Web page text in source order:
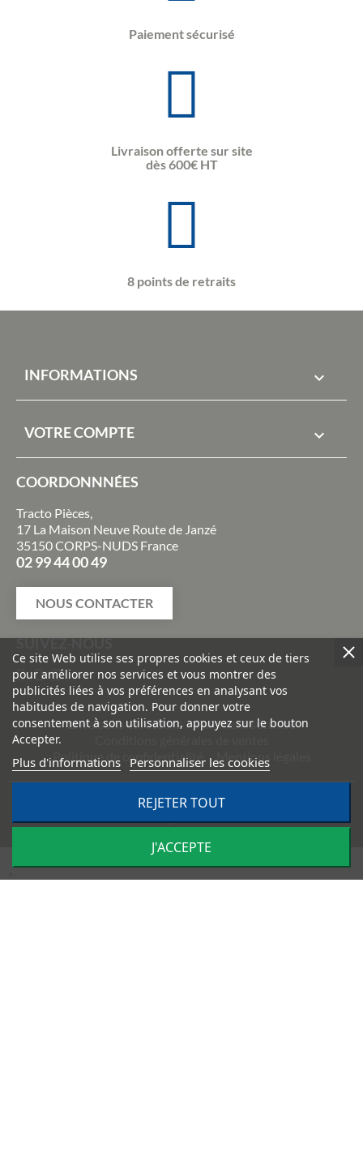
Paiement sécurisé
Livraison offerte sur site
dès 600€ HT
8 points de retraits
INFORMATIONS 
VOTRE COMPTE 
COORDONNNÉES
Tracto Pièces,
17 La Maison Neuve Route de Janzé
35150 CORPS-NUDS France
02 99 44 00 49
NOUS CONTACTER
SUIVEZ-NOUS
Livraisons et retours
Paiement sécurisé
Politique de confidentialité
Mentions légales
TRACTO PIÈCES - Conception & réalisation :
Impulsion
Ce site Web utilise ses propres cookies et ceux de tiers
pour améliorer nos services et vous montrer des
publicités liées à vos préférences en analysant vos
habitudes de navigation. Pour donner votre
consentement à son utilisation, appuyez sur le bouton
Accepter.
Plus d'informations Personnaliser les cookies
REJETER TOUT
J'ACCEPTE